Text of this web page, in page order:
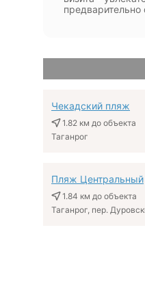
Чекадский пляж
1.82 км до объекта
Таганрог
Пляж Центральный
1.84 км до объекта
Таганрог, пер.